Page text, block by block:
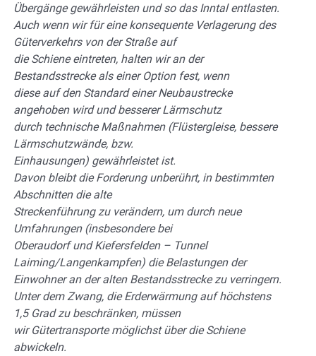
Übergänge gewährleisten und so das Inntalentlasten.
Auch wenn wir für eine konsequente Verlagerung des
Güterverkehrs von der Straße auf
die Schiene eintreten, halten wir an der
Bestandsstrecke als einer Option fest, wenn
diese auf den Standard einer Neubaustrecke
angehoben wird und besserer Lärmschutz
durch technische Maßnahmen (Flüstergleise, bessere
Lärmschutzwände, bzw.
Einhausungen) gewährleistet ist.
Davon bleibt die Forderung unberührt, in bestimmten
Abschnitten die alte
Streckenführung zu verändern, um durch neue
Umfahrungen (insbesondere bei
Oberaudorf und Kiefersfelden – Tunnel
Laiming/Langenkampfen) die Belastungen der
Einwohner an der alten Bestandsstrecke zu verringern.
Unter dem Zwang, die Erderwärmung auf höchstens
1,5 Grad zu beschränken, müssen
wir Gütertransporte möglichst über die Schiene
abwickeln.